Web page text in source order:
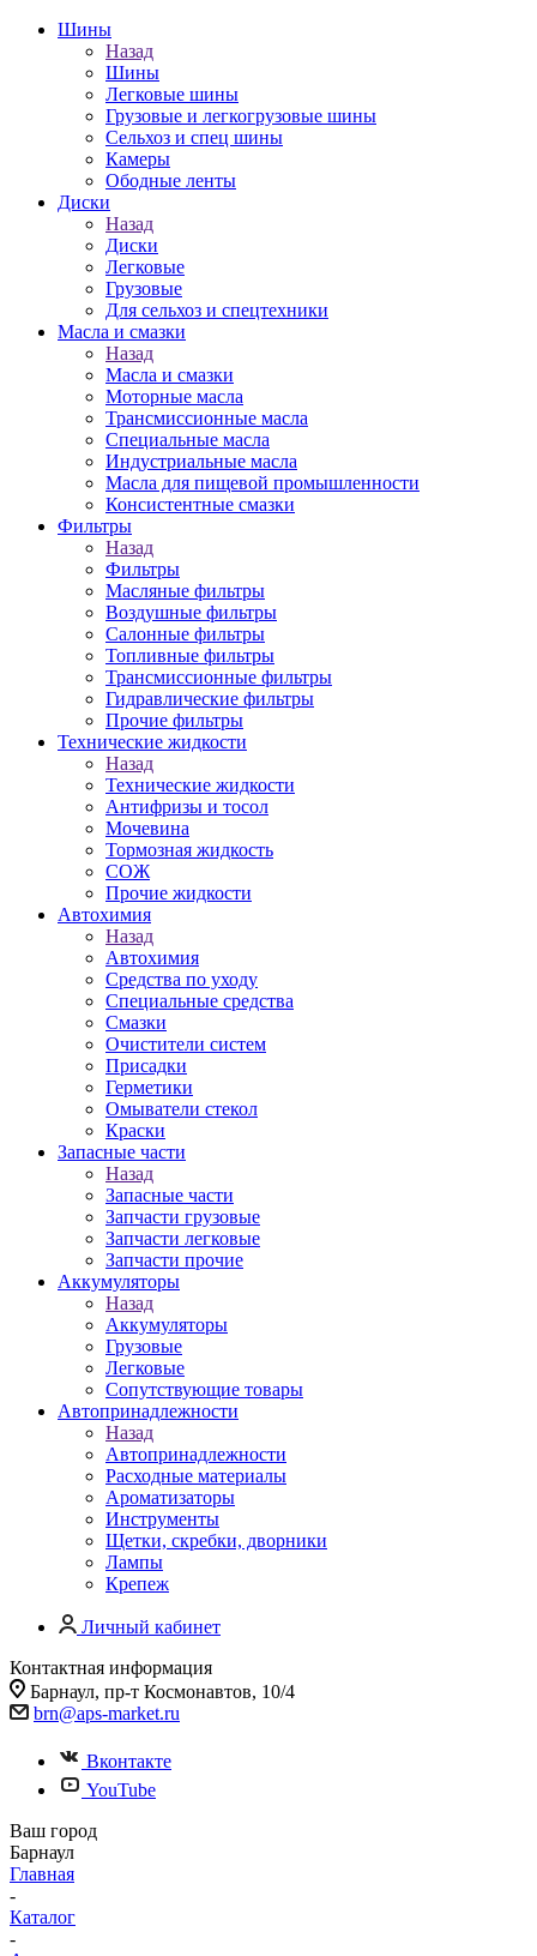
Шины
Назад
Шины
Легковые шины
Грузовые и легкогрузовые шины
Сельхоз и спец шины
Камеры
Ободные ленты
Диски
Назад
Диски
Легковые
Грузовые
Для сельхоз и спецтехники
Масла и смазки
Назад
Масла и смазки
Моторные масла
Трансмиссионные масла
Специальные масла
Индустриальные масла
Масла для пищевой промышленности
Консистентные смазки
Фильтры
Назад
Фильтры
Масляные фильтры
Воздушные фильтры
Салонные фильтры
Топливные фильтры
Трансмиссионные фильтры
Гидравлические фильтры
Прочие фильтры
Технические жидкости
Назад
Технические жидкости
Антифризы и тосол
Мочевина
Тормозная жидкость
СОЖ
Прочие жидкости
Автохимия
Назад
Автохимия
Средства по уходу
Специальные средства
Смазки
Очистители систем
Присадки
Герметики
Омыватели стекол
Краски
Запасные части
Назад
Запасные части
Запчасти грузовые
Запчасти легковые
Запчасти прочие
Аккумуляторы
Назад
Аккумуляторы
Грузовые
Легковые
Сопутствующие товары
Автопринадлежности
Назад
Автопринадлежности
Расходные материалы
Ароматизаторы
Инструменты
Щетки, скребки, дворники
Лампы
Крепеж
Личный кабинет
Контактная информация
Барнаул, пр-т Космонавтов, 10/4
brn@aps-market.ru
Вконтакте
YouTube
Ваш город
Барнаул
Главная
-
Каталог
-